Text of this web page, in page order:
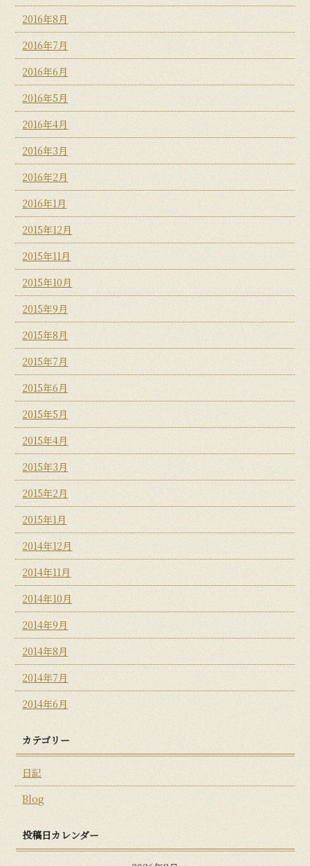
2016年8月
2016年7月
2016年6月
2016年5月
2016年4月
2016年3月
2016年2月
2016年1月
2015年12月
2015年11月
2015年10月
2015年9月
2015年8月
2015年7月
2015年6月
2015年5月
2015年4月
2015年3月
2015年2月
2015年1月
2014年12月
2014年11月
2014年10月
2014年9月
2014年8月
2014年7月
2014年6月
カテゴリー
日記
Blog
投稿日カレンダー